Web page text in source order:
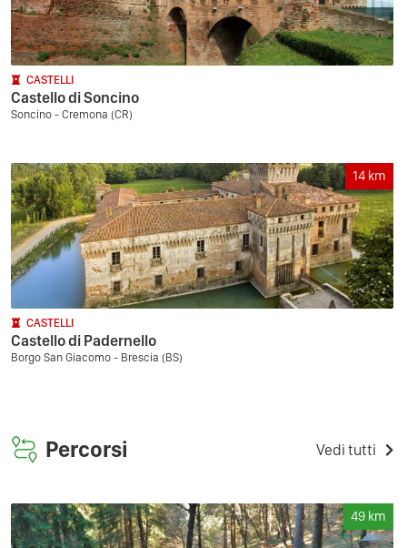
CASTELLI
Castello di Soncino
Soncino - Cremona (CR)
14 km
CASTELLI
Castello di Padernello
Borgo San Giacomo - Brescia (BS)
Percorsi Vedi tutti
49 km